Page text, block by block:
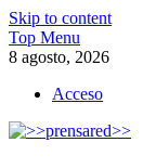
Skip to content
Top Menu
8 agosto, 2026
Acceso